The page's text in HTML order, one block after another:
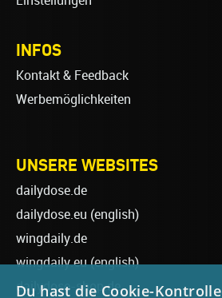
INFOS
Kontakt & Feedback
Werbemöglichkeiten
UNSERE WEBSITES
dailydose.de
dailydose.eu (english)
wingdaily.de
wingdaily.eu(english)
dailydose-shop.de
Du hast die Cookie-Kontrolle